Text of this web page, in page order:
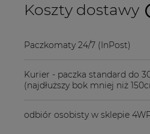
Koszty dostawy
Cena nie zawiera
Paczkomaty 24/7 (InPost)
Kurier - paczka standard do
(najdłuższy bok mniej niż
odbiór osobisty w sklepie